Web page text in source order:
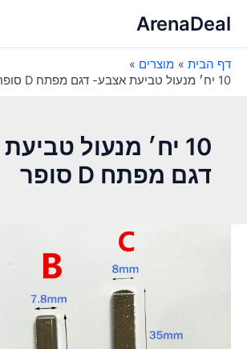
לתוכןArenaDeal
דף הבית
מוצרים
10 יח׳ מנעול טביעת אצבע- דגם מפתח D סופר
10 יח׳ מנעול
דגם מפתח D סופר